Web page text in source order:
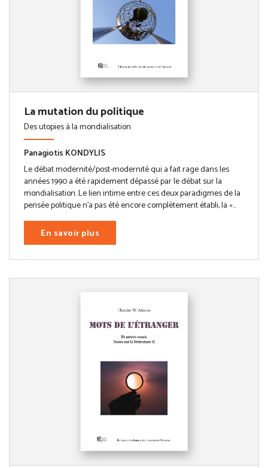
La mutation du politique
Des utopies à la mondialisation
Panagiotis KONDYLIS
Le débat modernité/post-modernité qui a fait rage dans les
années 1990 a été rapidement dépassé par le débat sur la
mondialisation. Le lien intime entre ces deux paradigmes de la
pensée politique n’a pas été encore complètement établi, la «...
En savoir plus